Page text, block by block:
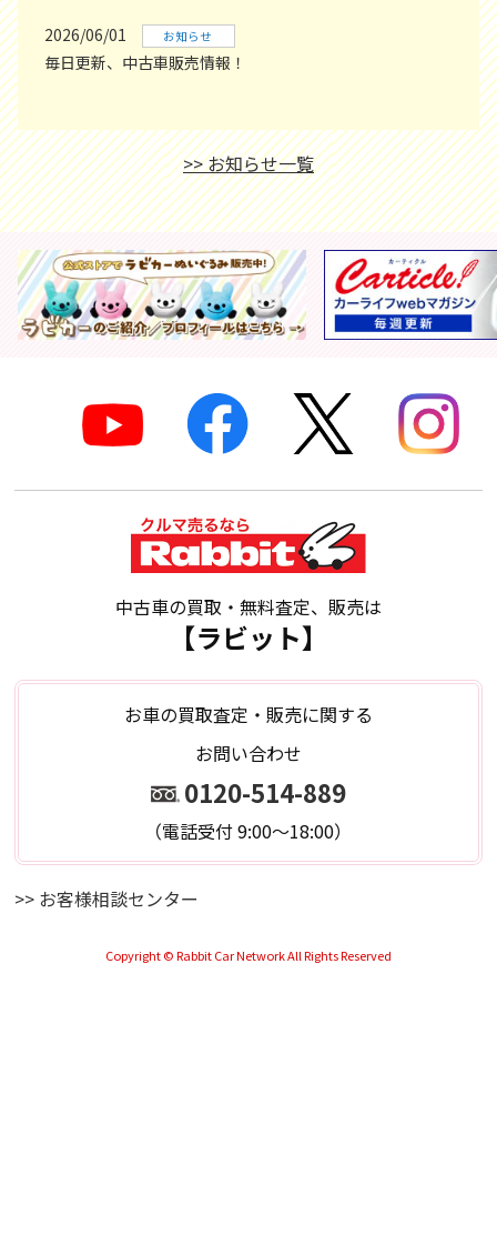
2026/06/01 お知らせ
毎日更新、中古車販売情報！
>> お知らせ一覧
中古車の買取・無料査定、販売は
【ラビット】
お車の買取査定・販売に関する
お問い合わせ
0120-514-889
（電話受付 9:00～18:00）
>> お客様相談センター
Copyright © Rabbit Car Network All Rights Reserved